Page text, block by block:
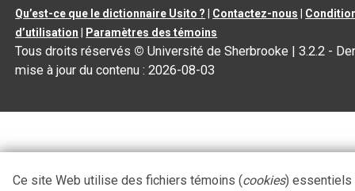
Qu’est-ce que le dictionnaire Usito ? Contactez-nous
d’utilisation
Paramètres des témoins
Tous droits réservés © Université de Sherbrooke |3.2.2 -
mise à jour du contenu :2026-08-03
Ce site Web utilise des fichiers témoins (cookies) essentiels